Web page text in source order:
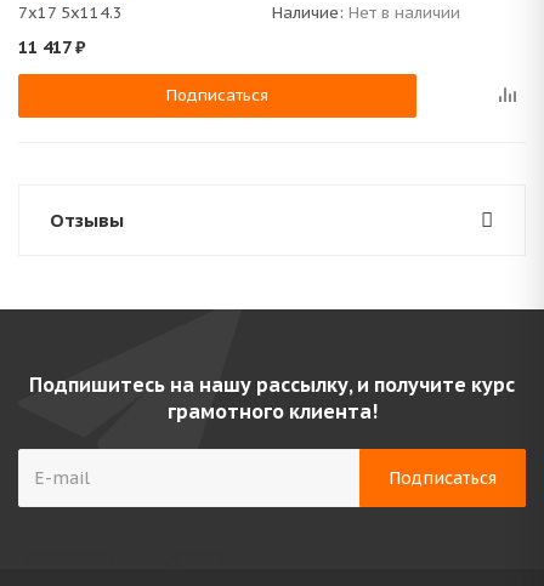
7x17 5x114.3 Наличие: Нет в наличии
11 417₽
Подписаться
Отзывы
Подпишитесь на нашу рассылку, и получите курс
грамотного клиента!